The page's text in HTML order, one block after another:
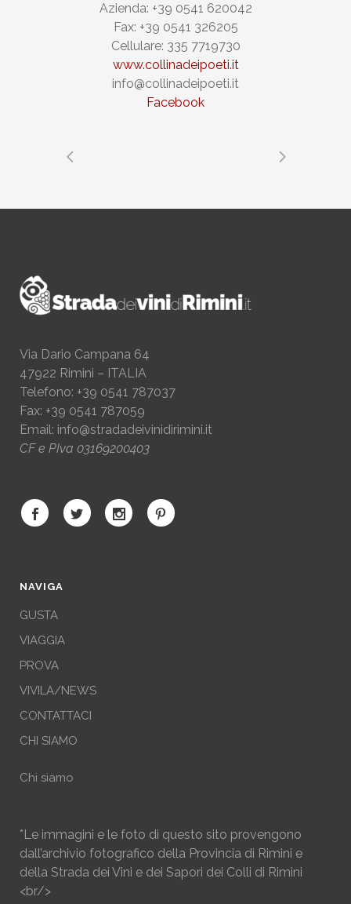
Azienda: +39 0541 620042
Fax: +39 0541 326205
Cellulare: 335 7719730
www.collinadeipoeti.it
info@collinadeipoeti.it
Facebook
Via Dario Campana 64
47922 Rimini – ITALIA
Telefono: +39 0541 787037
Fax: +39 0541 787059
Email: info@stradadeivinidirimini.it
CF e PIva 03169200403
NAVIGA
GUSTA
VIAGGIA
PROVA
VIVILA/NEWS
CONTATTACI
CHI SIAMO
Chi siamo
*Le immagini e le foto di questo sito provengono
dall’archivio fotografico della Provincia di Rimini e
della Strada dei Vini e dei Sapori dei Colli di Rimini
<br/>